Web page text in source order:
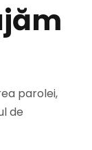
parolei,
de